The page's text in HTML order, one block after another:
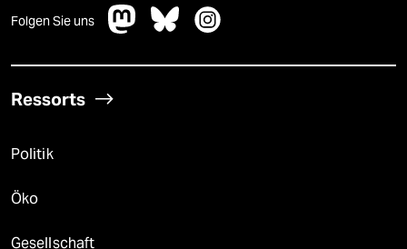
Folgen Sie uns
Ressorts
Politik
Öko
Gesellschaft